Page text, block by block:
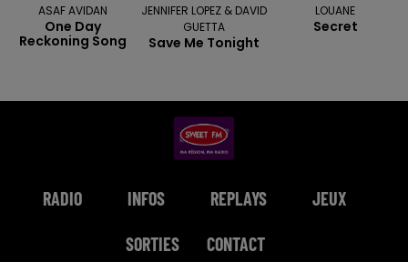
ASAF AVIDAN
One Day
Reckoning Song
JENNIFER LOPEZ & DAVID
GUETTA
Save Me Tonight
LOUANE
Secret
RADIO INFOS REPLAYS JEUX
SORTIES CONTACT